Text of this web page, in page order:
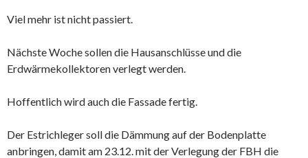
Viel mehr ist nicht passiert.
Nächste Woche sollen die Hausanschlüsse und die
Erdwärmekollektoren verlegt werden.
Hoffentlich wird auch die Fassade fertig.
Der Estrichleger soll die Dämmung auf der Bodenplatte
anbringen, damit am 23.12. mit der Verlegung der FBH die